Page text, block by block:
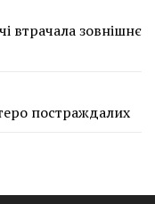
втрачала зовнішнє
постраждалих